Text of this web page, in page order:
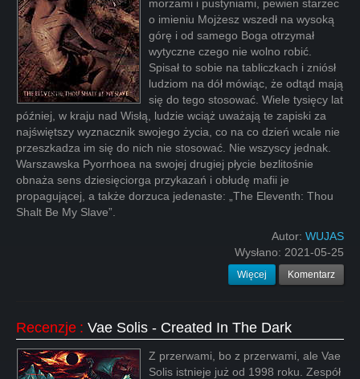
morzami i pustyniami, pewien starzec
o imieniu Mojżesz wszedł na wysoką
górę i od samego Boga otrzymał
wytyczne czego nie wolno robić.
Spisał to sobie na tabliczkach i zniósł
ludziom na dół mówiąc, że odtąd mają
się do tego stosować. Wiele tysięcy lat
później, w kraju nad Wisłą, ludzie wciąż uważają te zapiski za
najświętszy wyznacznik swojego życia, co na co dzień wcale nie
przeszkadza im się do nich nie stosować. Nie wszyscy jednak.
Warszawska Pyorrhoea na swojej drugiej płycie bezlitośnie
obnaża sens dziesięciorga przykazań i obłudę mafii je
propagującej, a także dorzuca jedenaste: „The Eleventh: Thou
Shalt Be My Slave”.
Autor: WUJAS
Wysłano: 2021-05-25
Więcej Komentarz
Recenzje : Vae Solis - Created In The Dark
Z przerwami, bo z przerwami, ale Vae
Solis istnieje już od 1998 roku. Zespół